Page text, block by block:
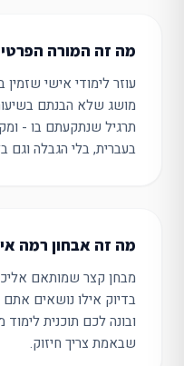
מה זה המורה הפרטי 24/7?
עוזר לימודי אישי
מושג שלא הבנתם
תרגיל שנתקעתם בו -
בעברית, בלי הגבלה וגם
מה זה אבחון רמה
מבחן קצר שמותאם
בדיוק אילו נושאים
ובונה לכם תוכנית
שבאמת צריך חיזוק.